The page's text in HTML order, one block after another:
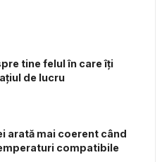
tine felul în care îți
de lucru
arată mai coerent când
compatibile